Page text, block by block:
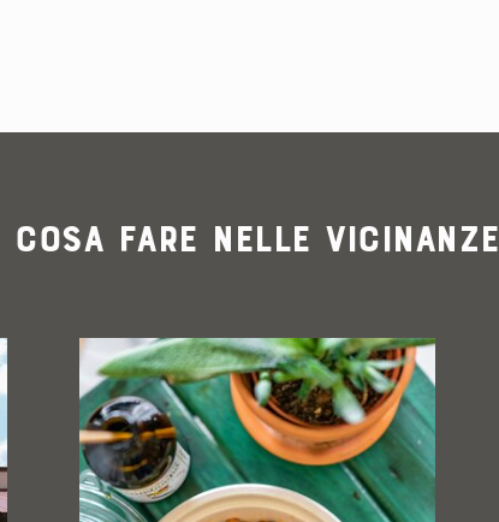
Cosa fare nelle vicinanze